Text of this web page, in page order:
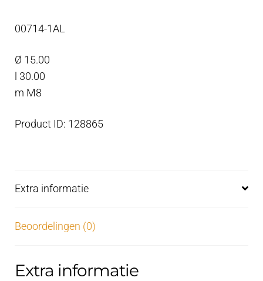
L.30,
aantal
00714-1AL
Ø 15.00
l 30.00
m M8
Product ID: 128865
Extra informatie
Beoordelingen (0)
Extra informatie